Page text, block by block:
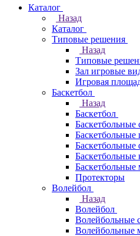
Каталог
Назад
Каталог
Типовые решения
Назад
Типовые
Зал игровые
Игровая
Баскетбол
Назад
Баскетбол
Баскетбольные
Баскетбольные
Баскетбольные
Протекторы
Волейбол
Назад
Волейбол
Волейбольные
Волейбольные